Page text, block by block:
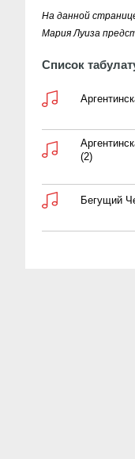
На данной
Мария Луиза
Список
(2)
Бегущий